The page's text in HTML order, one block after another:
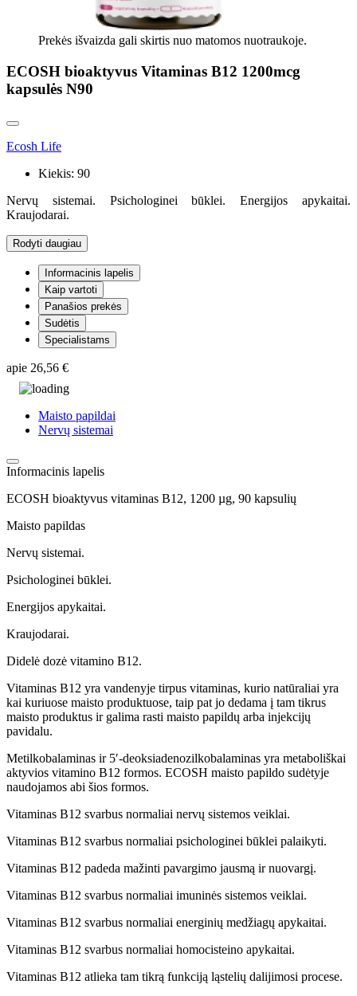
Prekės išvaizda gali skirtis nuo matomos nuotraukoje.
ECOSH bioaktyvus Vitaminas B12 1200mcg
kapsulės N90
Ecosh Life
Kiekis: 90
Nervų sistemai. Psichologinei būklei. Energijos apykaitai.
Kraujodarai.
Rodyti daugiau
Informacinis lapelis
Kaip vartoti
Panašios prekės
Sudėtis
Specialistams
apie 26,56 €
Maisto papildai
Nervų sistemai
Informacinis lapelis
ECOSH bioaktyvus vitaminas B12, 1200 µg, 90 kapsulių
Maisto papildas
Nervų sistemai.
Psichologinei būklei.
Energijos apykaitai.
Kraujodarai.
Didelė dozė vitamino B12.
Vitaminas B12 yra vandenyje tirpus vitaminas, kurio natūraliai yra
kai kuriuose maisto produktuose, taip pat jo dedama į tam tikrus
maisto produktus ir galima rasti maisto papildų arba injekcijų
pavidalu.
Metilkobalaminas ir 5′-deoksiadenozilkobalaminas yra metaboliškai
aktyvios vitamino B12 formos. ECOSH maisto papildo sudėtyje
naudojamos abi šios formos.
Vitaminas B12 svarbus normaliai nervų sistemos veiklai.
Vitaminas B12 svarbus normaliai psichologinei būklei palaikyti.
Vitaminas B12 padeda mažinti pavargimo jausmą ir nuovargį.
Vitaminas B12 svarbus normaliai imuninės sistemos veiklai.
Vitaminas B12 svarbus normaliai energinių medžiagų apykaitai.
Vitaminas B12 svarbus normaliai homocisteino apykaitai.
Vitaminas B12 atlieka tam tikrą funkciją ląstelių dalijimosi procese.